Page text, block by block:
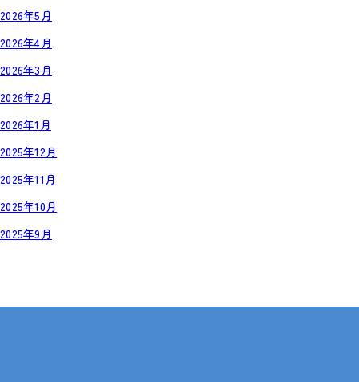
2026年5月
2026年4月
2026年3月
2026年2月
2026年1月
2025年12月
2025年11月
2025年10月
2025年9月